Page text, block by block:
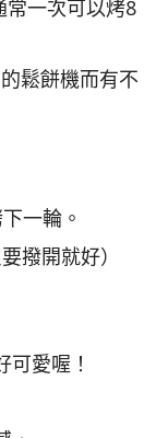
常一次可以烤8
鬆餅機而有不
一輪。
撥開就好）
愛喔！